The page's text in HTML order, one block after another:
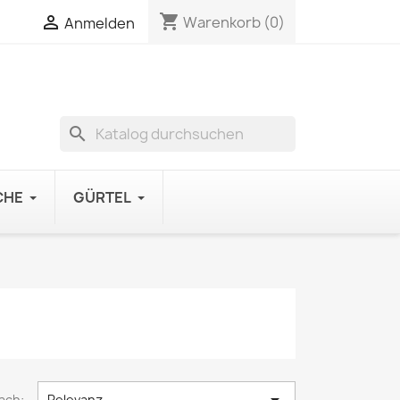
 Anmelden shopping_cart Warenkorb (0)
search
GÜRTEL